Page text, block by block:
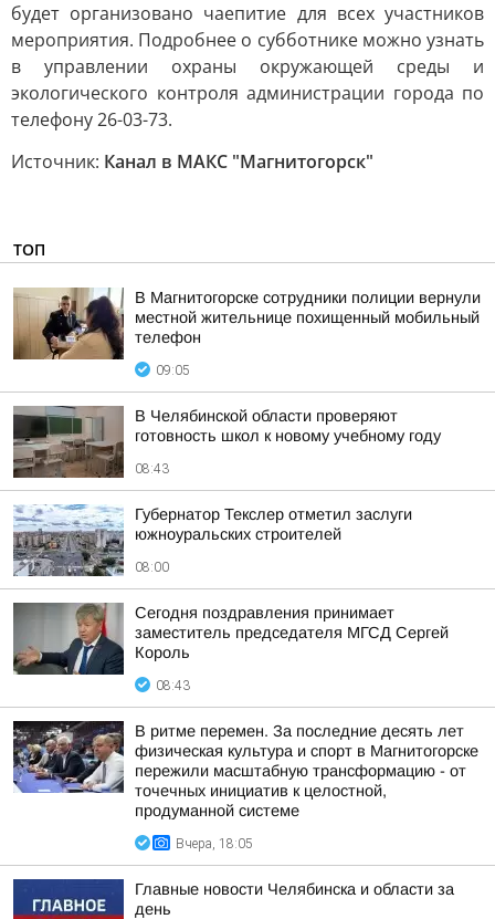
будет организовано чаепитие для всех участников
мероприятия. Подробнее о субботнике можно узнать
в управлении охраны окружающей среды и
экологического контроля администрации города по
телефону 26-03-73.
Источник: Канал в МАКС "Магнитогорск"
ТОП
В Магнитогорске сотрудники полиции вернули
местной жительнице похищенный мобильный
телефон
09:05
В Челябинской области проверяют
готовность школ к новому учебному году
08:43
Губернатор Текслер отметил заслуги
южноуральских строителей
08:00
Сегодня поздравления принимает
заместитель председателя МГСД Сергей
Король
08:43
В ритме перемен. За последние десять лет
физическая культура и спорт в Магнитогорске
пережили масштабную трансформацию - от
точечных инициатив к целостной,
продуманной системе
Вчера, 18:05
Главные новости Челябинска и области за
день